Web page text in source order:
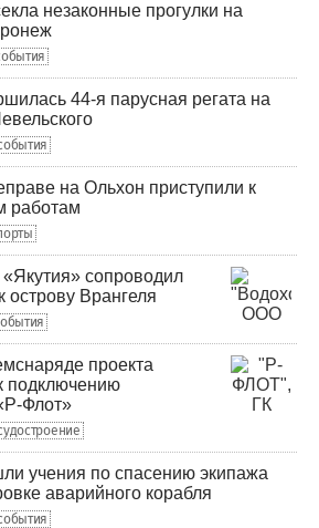
незаконные прогулки на
44-я парусная регата на
на Ольхон приступили к
работам
сопроводил
острову Врангеля
проекта
подключению
Флот»
учения по спасению экипажа
аварийного корабля